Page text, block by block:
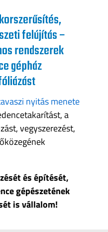
felújítás –
rendszerek
gépház
nyitás menete
a
vegyszerezést,
és építését,
gépészetének
is vállalom!